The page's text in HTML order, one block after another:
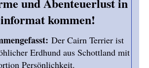
kommen!
Der Cairn Terrier ist
Erdhund aus Schottland mit
Persönlichkeit.